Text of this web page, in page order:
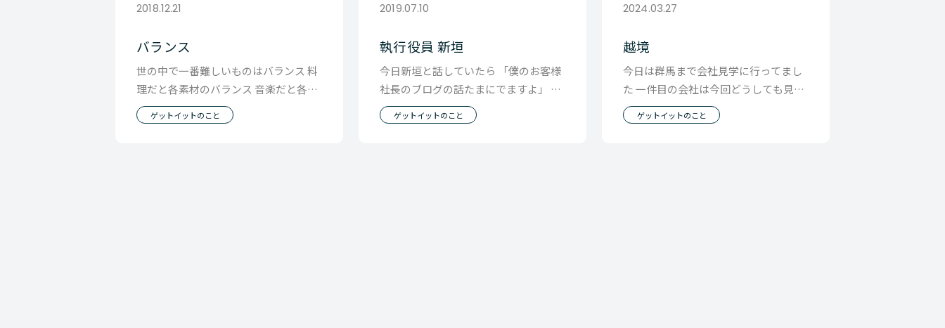
2018.12.21
バランス
世の中で一番難しいものはバランス 料
理だと各素材のバランス 音楽だと各楽
器のバランス 技術部と営業部のバラン
ス 会社全体
ゲットイットのこと
2019.07.10
執行役員 新垣
今日新垣と話していたら 「僕のお客様
社長のブログの話たまにでますよ」 と
聞いたので、今日は その新垣の話を書
いてみよう
ゲットイットのこと
2024.03.27
越境
今日は群馬まで会社見学に行ってまし
た 一件目の会社は今回どうしても見た
かった 産業廃棄物業界の優良企業 二件
目は伊香保の
ゲットイットのこと